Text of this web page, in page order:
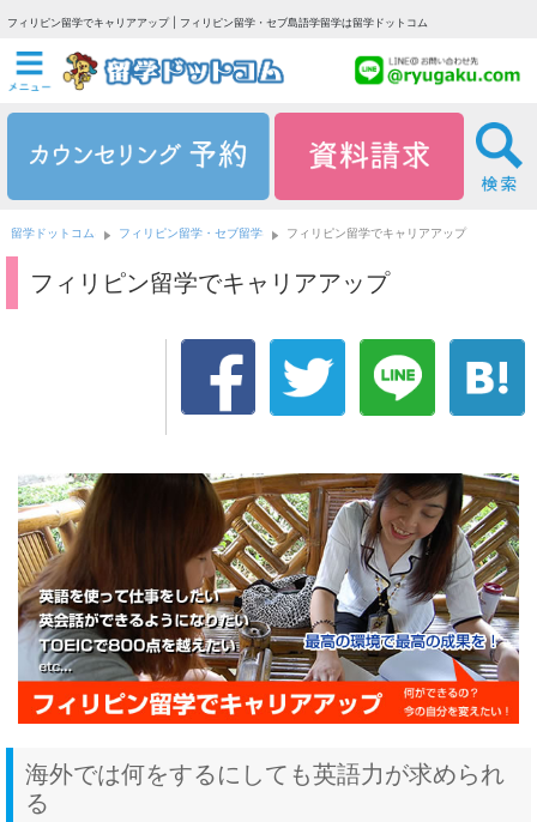
フィリピン留学でキャリアアップ | フィリピン留学・セブ島語学留学は留学ドットコム
留学ドットコム フィリピン留学・セブ留学 フィリピン留学でキャリアアップ
フィリピン留学でキャリアアップ
海外では何をするにしても英語力が求められ
る